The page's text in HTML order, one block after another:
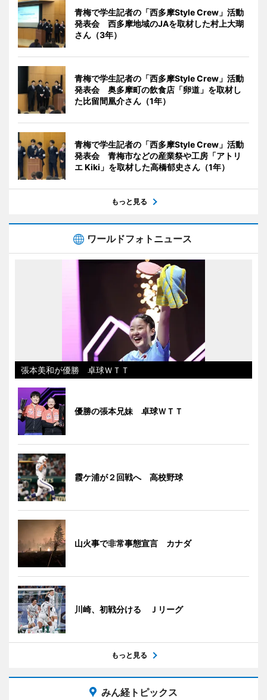
青梅で学生記者の「西多摩Style Crew」活動
発表会 西多摩地域のJAを取材した村上大瑚
さん（3年）
青梅で学生記者の「西多摩Style Crew」活動
発表会 奥多摩町の飲食店「卵道」を取材し
た比留間凰介さん（1年）
青梅で学生記者の「西多摩Style Crew」活動
発表会 青梅市などの産業祭や工房「アトリ
エ Kiki」を取材した高橋郁史さん（1年）
もっと見る
ワールドフォトニュース
張本美和が優勝 卓球ＷＴＴ
優勝の張本兄妹 卓球ＷＴＴ
霞ケ浦が２回戦へ 高校野球
山火事で非常事態宣言 カナダ
川崎、初戦分ける Ｊリーグ
もっと見る
みん経トピックス